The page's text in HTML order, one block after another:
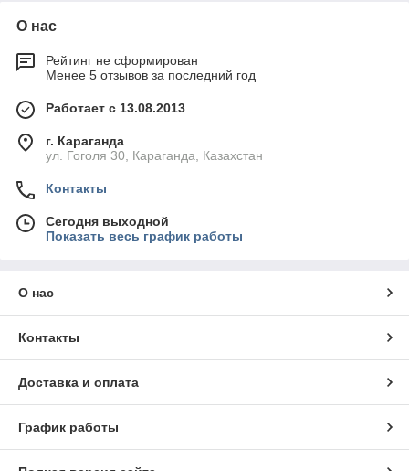
О нас
Рейтинг не сформирован
Менее 5 отзывов за последний год
Работает с 13.08.2013
г. Караганда
ул. Гоголя 30, Караганда, Казахстан
Контакты
Сегодня выходной
Показать весь график работы
О нас
Контакты
Доставка и оплата
График работы